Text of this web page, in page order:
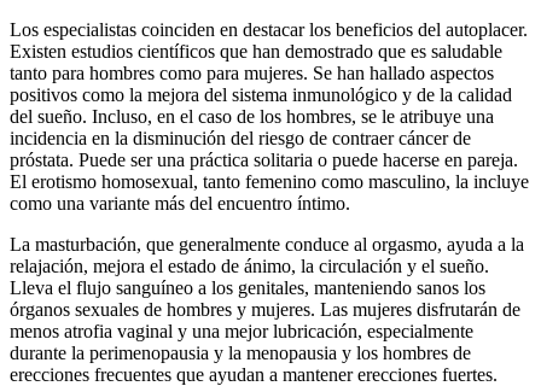
Los especialistas coinciden en destacar los beneficios del autoplacer.
Existen estudios científicos que han demostrado que es saludable
tanto para hombres como para mujeres. Se han hallado aspectos
positivos como la mejora del sistema inmunológico y de la calidad
del sueño. Incluso, en el caso de los hombres, se le atribuye una
incidencia en la disminución del riesgo de contraer cáncer de
próstata. Puede ser una práctica solitaria o puede hacerse en pareja.
El erotismo homosexual, tanto femenino como masculino, la incluye
como una variante más del encuentro íntimo.
La masturbación, que generalmente conduce al orgasmo, ayuda a la
relajación, mejora el estado de ánimo, la circulación y el sueño.
Lleva el flujo sanguíneo a los genitales, manteniendo sanos los
órganos sexuales de hombres y mujeres. Las mujeres disfrutarán de
menos atrofia vaginal y una mejor lubricación, especialmente
durante la perimenopausia y la menopausia y los hombres de
erecciones frecuentes que ayudan a mantener erecciones fuertes.